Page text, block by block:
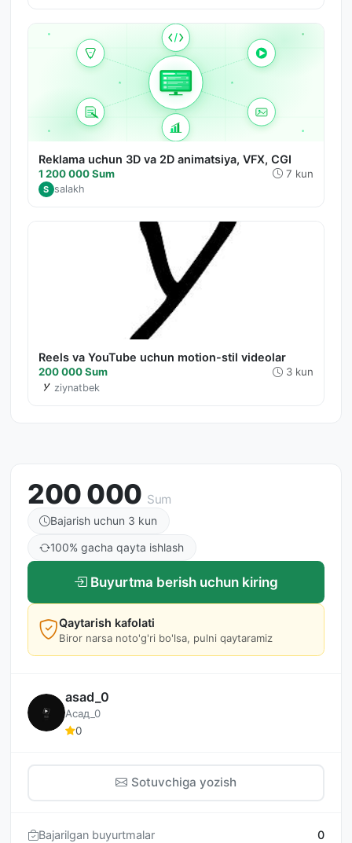
Reklama uchun 3D va 2D animatsiya, VFX, CGI
1 200 000 Sum 7 kun
S salakh
Reels va YouTube uchun motion-stil videolar
200 000 Sum 3 kun
ziynatbek
200 000 Sum
Bajarish uchun 3 kun
100% gacha qayta ishlash
Buyurtma berish uchun kiring
Qaytarish kafolati
Biror narsa noto'g'ri bo'lsa, pulni qaytaramiz
asad_0
Асад_0
0
Sotuvchiga yozish
Bajarilgan buyurtmalar 0